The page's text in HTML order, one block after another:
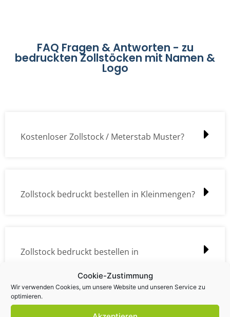
Cookie-Zustimmung
Wir verwenden Cookies, um unsere Website und unseren Service zu
optimieren.
FAQ Fragen & Antworten - zu
bedruckten Zollstöcken mit Namen &
Logo
Kostenloser Zollstock / Meterstab Muster?
Zollstock bedruckt bestellen in Kleinmengen?
Zollstock bedruckt bestellen in